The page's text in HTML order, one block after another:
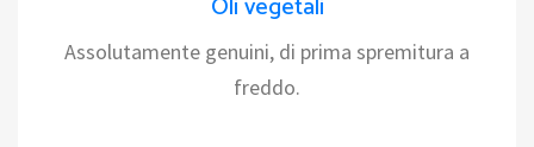
Oli vegetali
Assolutamente genuini, di prima spremitura a
freddo.